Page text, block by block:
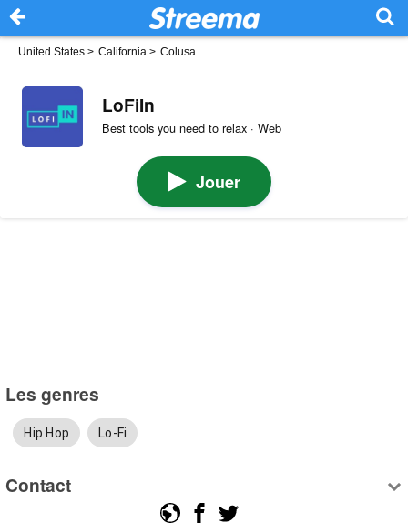
United States > California > Colusa
LoFiIn
Best tools you need to relax · Web
Jouer
Les genres
Hip Hop Lo-Fi
Contact